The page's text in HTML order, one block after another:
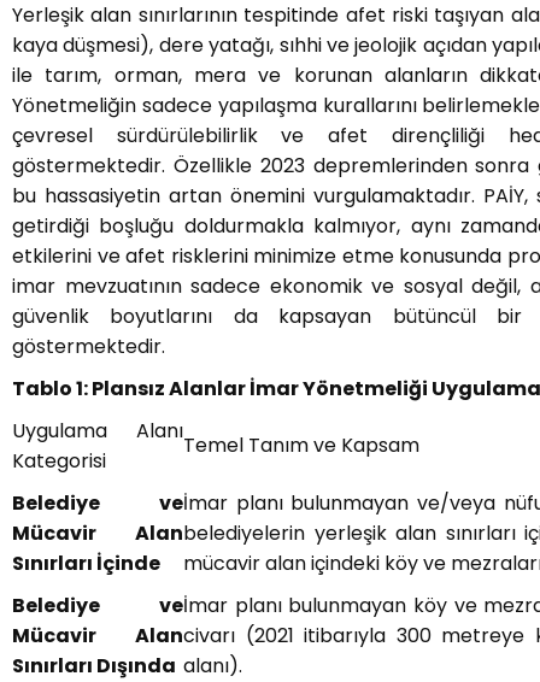
Yerleşik alan sınırlarının tespitinde afet riski taşıyan
kaya düşmesi), dere yatağı, sıhhi ve jeolojik açıdan
ile tarım, orman, mera ve korunan alanların
Yönetmeliğin sadece yapılaşma kurallarını
çevresel sürdürülebilirlik ve afet dirençliliği
göstermektedir. Özellikle 2023 depremlerinden
bu hassasiyetin artan önemini vurgulamaktadır. PAİY,
getirdiği boşluğu doldurmakla kalmıyor, aynı
etkilerini ve afet risklerini minimize etme konusunda
imar mevzuatının sadece ekonomik ve sosyal değil,
güvenlik boyutlarını da kapsayan bütüncül bir
göstermektedir.
Tablo 1: Plansız Alanlar İmar Yönetmeliği
Uygulama Alanı
Kategorisi
Temel Tanım ve Kapsam
Belediye ve
Mücavir Alan
Sınırları İçinde
İmar planı bulunmayan ve/veya
belediyelerin yerleşik alan sınırları
mücavir alan içindeki köy ve
Belediye ve
Mücavir Alan
Sınırları Dışında
İmar planı bulunmayan köy ve
civarı (2021 itibarıyla 300
alanı).